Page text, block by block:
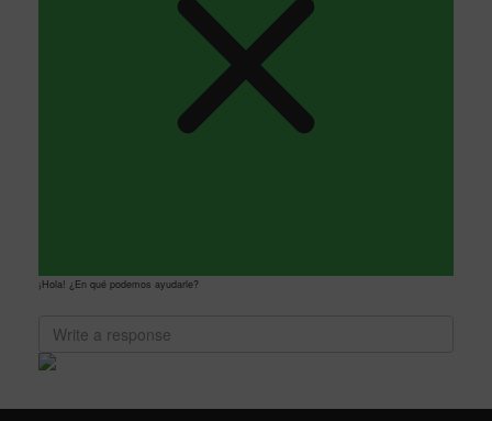
¡Hola! ¿En qué podemos ayudarle?